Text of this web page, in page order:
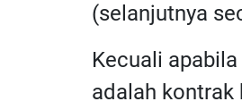
(selanjutnya
Kecuali
adalah kontrak